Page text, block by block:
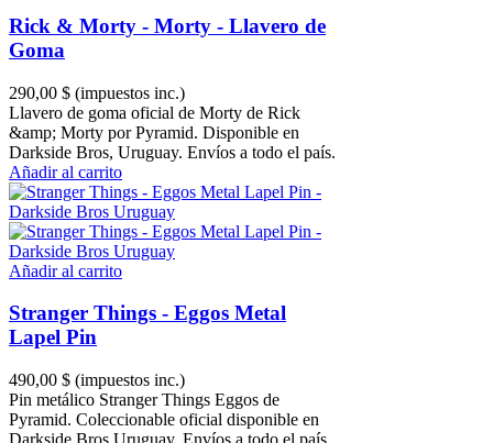
Rick & Morty - Morty - Llavero de
Goma
290,00 $ (impuestos inc.)
Llavero de goma oficial de Morty de Rick
&amp; Morty por Pyramid. Disponible en
Darkside Bros, Uruguay. Envíos a todo el país.
Añadir al carrito
Añadir al carrito
Stranger Things - Eggos Metal
Lapel Pin
490,00 $ (impuestos inc.)
Pin metálico Stranger Things Eggos de
Pyramid. Coleccionable oficial disponible en
Darkside Bros Uruguay. Envíos a todo el país.